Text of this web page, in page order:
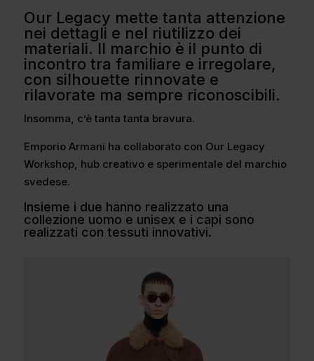
Our Legacy mette tanta attenzione
nei dettagli e nel riutilizzo dei
materiali. Il marchio è il punto di
incontro tra familiare e irregolare,
con silhouette rinnovate e
rilavorate ma sempre riconoscibili.
Insomma, c’è tanta tanta bravura.
Emporio Armani ha collaborato con Our Legacy
Workshop, hub creativo e sperimentale del marchio
svedese.
Insieme i due hanno realizzato una
collezione uomo e unisex e i capi sono
realizzati con tessuti innovativi.